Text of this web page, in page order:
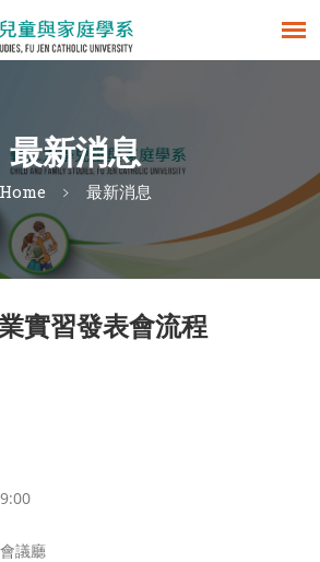
最新消息
Home 最新消息
實習發表會流程
議廳